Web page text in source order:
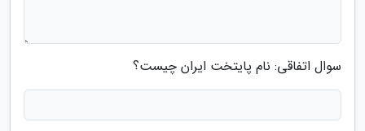
سوال اتفاقی: نام پایتخت ایران چیست؟